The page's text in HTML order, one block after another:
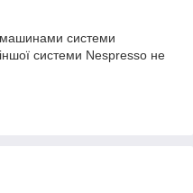
системи
системи Nespresso не